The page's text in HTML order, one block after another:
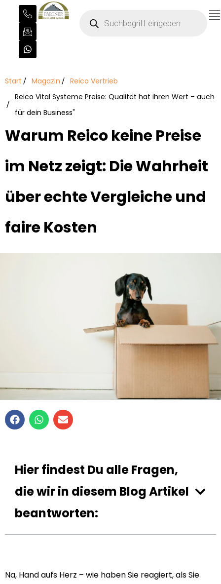
Start Magazin
Reico Vertrieb
Reico Vital Systeme Preise: Qualität hat ihren Wert – auch
für dein Business"
Warum Reico keine Preise
im Netz zeigt: Die Wahrheit
über echte Vergleiche und
faire Kosten
Hier findest Du alle Fragen,
die wir in diesem Blog Artikel
beantworten:
Na, Hand aufs Herz – wie haben Sie reagiert, als Sie